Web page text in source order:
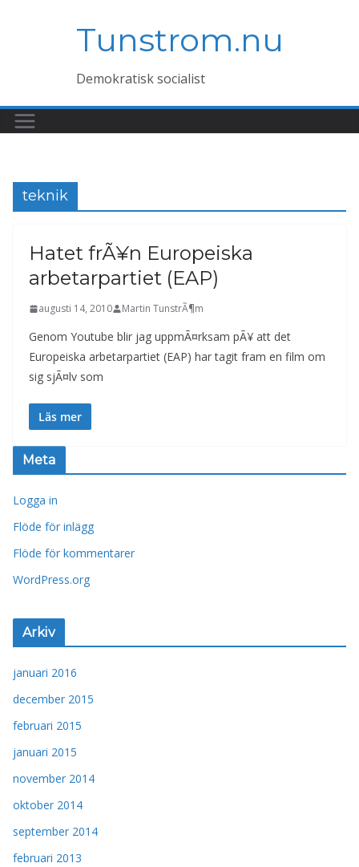
Tunstrom.nu
Demokratisk socialist
teknik
Hatet frÃ¥n Europeiska
arbetarpartiet (EAP)
augusti 14, 2010 Martin TunstrÃ¶m
Genom Youtube blir jag uppmÃ¤rksam pÃ¥ att det
Europeiska arbetarpartiet (EAP) har tagit fram en film om
sig sjÃ¤lv som
Läs mer
Meta
Logga in
Flöde för inlägg
Flöde för kommentarer
WordPress.org
Arkiv
januari 2016
december 2015
februari 2015
januari 2015
november 2014
oktober 2014
september 2014
februari 2013